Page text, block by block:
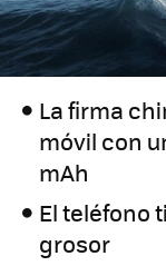
La firma
móvil con
mAh
El teléfono
grosor